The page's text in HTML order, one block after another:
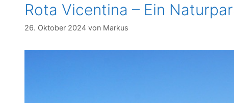
Rota Vicentina – Ein
26. Oktober 2024 von Markus